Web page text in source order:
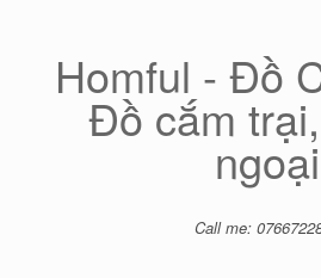
Homful - Đồ
Đồ cắm
ngoại
Call me: